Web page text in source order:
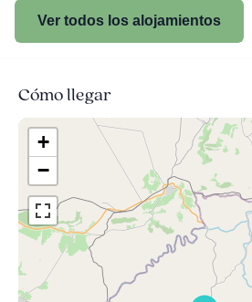
Ver todos los alojamientos
Cómo llegar
+
−